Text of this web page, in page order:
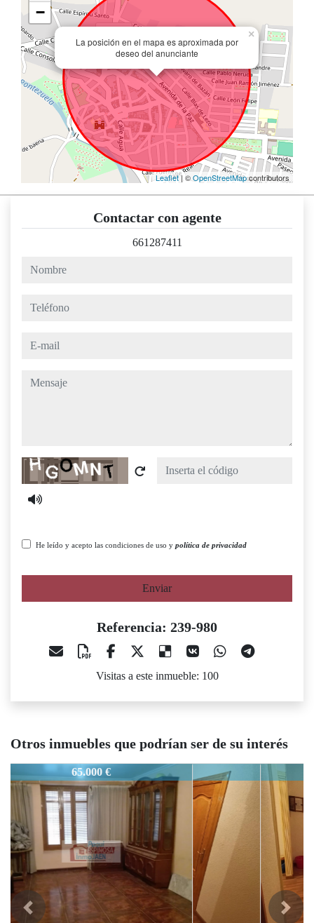
La posición en el mapa es aproximada por
deseo del anunciante
×
−
Leaflet| ©OpenStreetMapcontributors
Contactar con agente
661287411
nombre
teléfono
e-mail
mensaje
Captcha
He leído y acepto las condiciones de uso y política de privacidad
Enviar
Referencia: 239-980
Visitas a este inmueble: 100
Otros inmuebles que podrían ser de su interés
239-980
67.000 €
Previous Next